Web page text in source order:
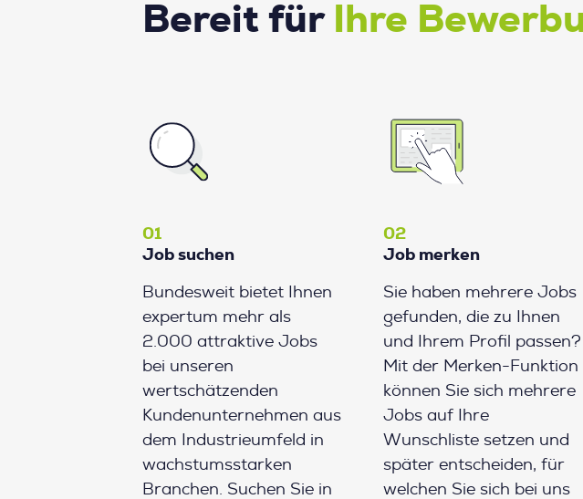
Bereit für Ihre
01
Job suchen
Bundesweit bietet Ihnen
expertum mehr als
2.000 attraktive Jobs
bei unseren
wertschätzenden
Kundenunternehmen aus
dem Industrieumfeld in
wachstumsstarken
Branchen. Suchen Sie in
02
Job merken
Sie haben mehrere Jobs
gefunden, die zu Ihnen
und Ihrem Profil passen?
Mit der Merken-Funktion
können Sie sich mehrere
Jobs auf Ihre
Wunschliste setzen und
später entscheiden, für
welchen Sie sich bei uns